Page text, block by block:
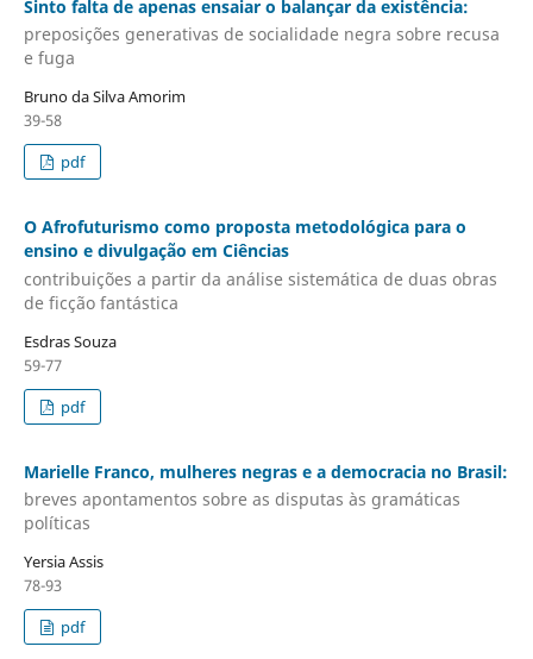
Sinto falta de apenas ensaiar o balançar da existência:
preposições generativas de socialidade negra sobre recusa
e fuga
Bruno da Silva Amorim
39-58
pdf
O Afrofuturismo como proposta metodológica para o
ensino e divulgação em Ciências
contribuições a partir da análise sistemática de duas obras
de ficção fantástica
Esdras Souza
59-77
pdf
Marielle Franco, mulheres negras e a democracia no Brasil:
breves apontamentos sobre as disputas às gramáticas
políticas
Yersia Assis
78-93
pdf